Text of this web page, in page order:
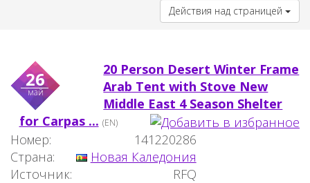
Действия над страницей
26
май
20 Person Desert Winter Frame
Arab Tent with Stove New
Middle East 4 Season Shelter
for Carpas ... (EN)
Номер:
141220286
Страна:
Новая Каледония
Источник:
RFQ